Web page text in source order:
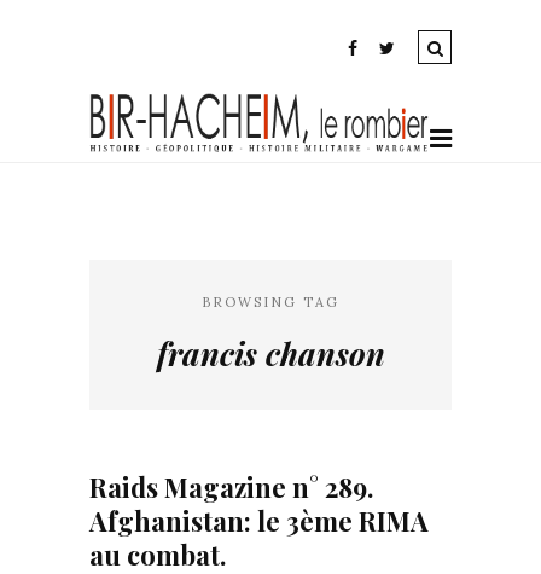
BROWSING TAG
francis chanson
Raids Magazine n° 289.
Afghanistan: le 3ème RIMA
au combat.